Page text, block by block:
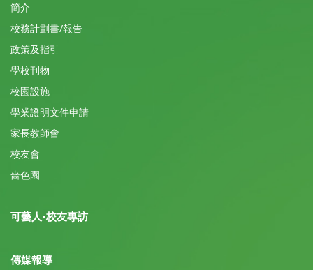
簡介
校務計劃書/報告
政策及指引
學校刊物
校園設施
學業證明文件申請
家長教師會
校友會
嗇色園
可藝人•校友專訪
傳媒報導